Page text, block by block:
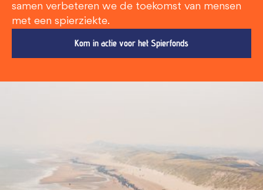
samen verbeteren we de toekomst van mensen
met een spierziekte.
Kom in actie voor het Spierfonds